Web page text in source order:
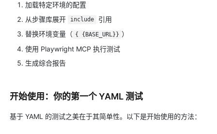
加载特定环境的配置
从步骤库展开
include
引用
替换环境变量（ { {BASE_URL}} ）
使用 Playwright MCP 执行测试
生成综合报告
开始使用：你的第一个 YAML 测试
基于 YAML 的测试之美在于其简单性。以下是开始使用的方法：